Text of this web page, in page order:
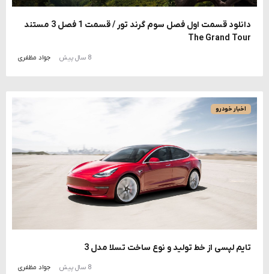
دانلود قسمت اول فصل سوم گرند تور / قسمت 1 فصل 3 مستند
The Grand Tour
8 سال پیش جواد مظفری
اخبار خودرو
تایم لپسی از خط تولید و نوع ساخت تسلا مدل 3
8 سال پیش جواد مظفری